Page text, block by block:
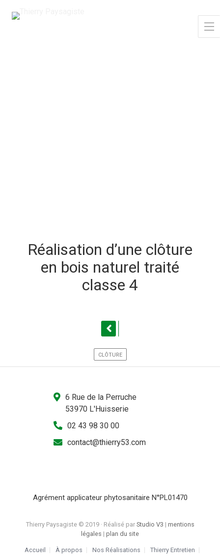
Réalisation d’une clôture
en bois naturel traité
classe 4
CLÔTURE
6 Rue de la Perruche
53970 L'Huisserie
02 43 98 30 00
contact@thierry53.com
Agrément applicateur phytosanitaire N°PL01470
Thierry Paysagiste © 2019 · Réalisé par Studio V3 | mentions
légales | plan du site
Accueil À propos Nos Réalisations Thierry Entretien